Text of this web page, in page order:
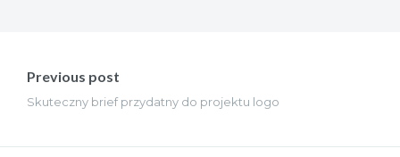
wpisu
Previous post
Skuteczny brief przydatny do projektu logo